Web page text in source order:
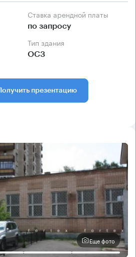
Ставка арендной платы
по запросу
Тип здания
ОСЗ
Получить презентацию
Еще фото